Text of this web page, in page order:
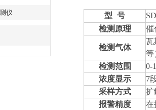
仪 型 号
检测原理
催
检测气体
瓦
等
检测范围
0-
浓度显示
7
采样方式
扩
报警精度
在